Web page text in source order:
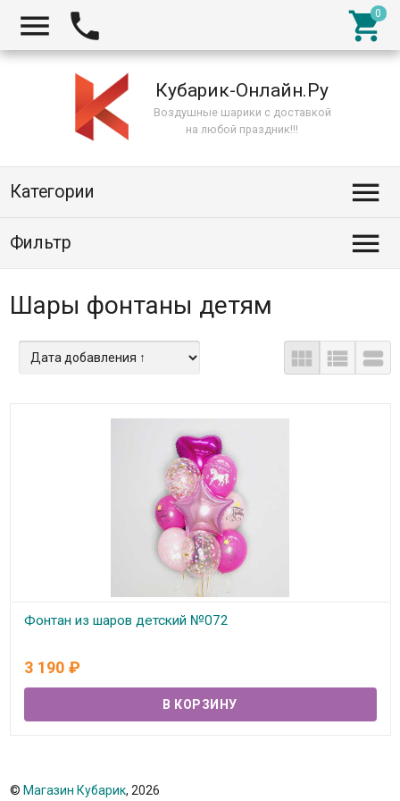
  
Кубарик-Онлайн.Ру
Воздушные шарики с доставкой
на любой праздник!!!
Категории 
Фильтр 
Шары фонтаны детям
  
Фонтан из шаров детский №072
3 190 ₽
© Магазин Кубарик, 2026